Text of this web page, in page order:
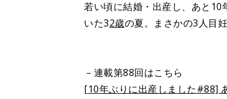
若い頃に結婚・出産し、あと
いた32歳の夏。まさかの3人目
－連載第88回はこちら
[10年ぶりに出産しました#88]